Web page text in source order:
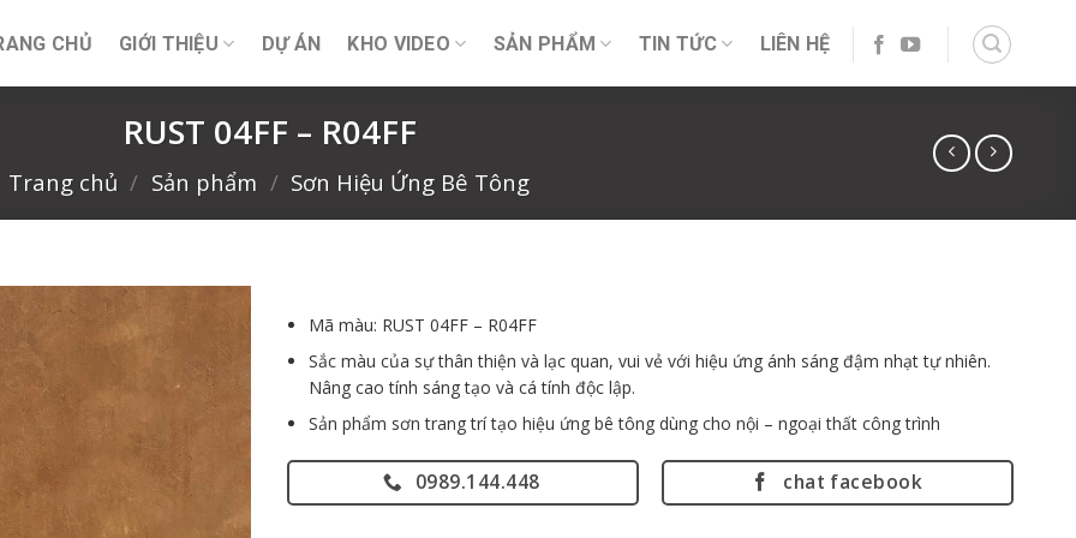
CHỦ GIỚI THIỆU DỰ ÁN KHO VIDEO SẢN PHẨM TIN TỨC LIÊN HỆ
RUST 04FF – R04FF
Trang chủ / Sản phẩm / Sơn Hiệu Ứng Bê Tông
Mã màu: RUST 04FF – R04FF
Sắc màu của sự thân thiện và lạc quan, vui vẻ với hiệu ứng ánh sáng đậm nhạt tự nhiên.
Nâng cao tính sáng tạo và cá tính độc lập.
Sản phẩm sơn trang trí tạo hiệu ứng bê tông dùng cho nội – ngoại thất công trình
0989.144.448 chat facebook